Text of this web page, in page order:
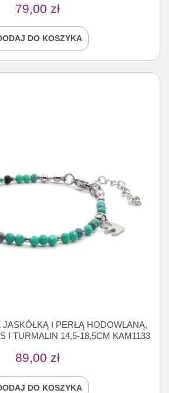
79,00 zł
DO KOSZYKA
JASKÓŁKĄ I PERŁĄ HODOWLANĄ,
I TURMALIN 14,5-18,5CM KAM1133
89,00 zł
DO KOSZYKA